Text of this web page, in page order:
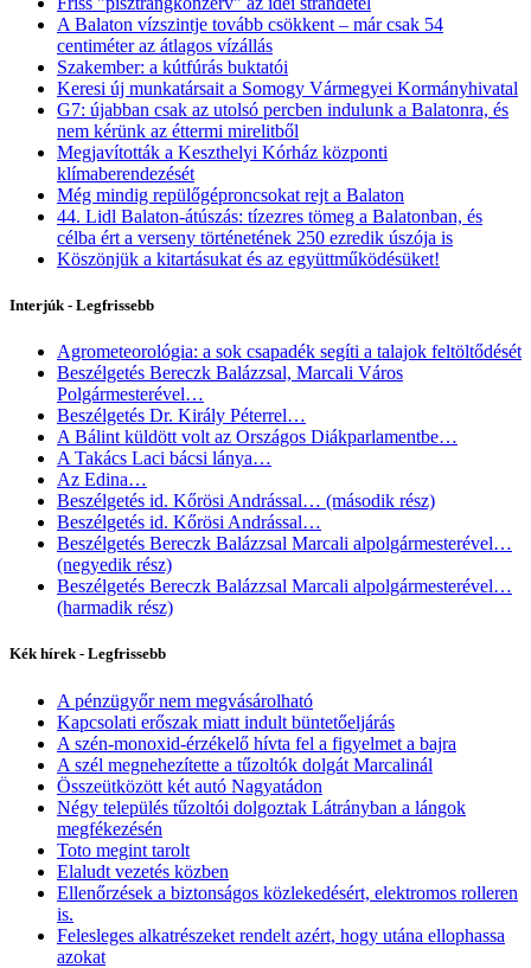
A Balaton vízszintje tovább csökkent – már csak 54
centiméter az átlagos vízállás
Szakember: a kútfúrás buktatói
Keresi új munkatársait a Somogy Vármegyei Kormányhivatal
G7: újabban csak az utolsó percben indulunk a Balatonra, és
nem kérünk az éttermi mirelitből
Megjavították a Keszthelyi Kórház központi
klímaberendezését
Még mindig repülőgéproncsokat rejt a Balaton
44. Lidl Balaton-átúszás: tízezres tömeg a Balatonban, és
célba ért a verseny történetének 250 ezredik úszója is
Köszönjük a kitartásukat és az együttműködésüket!
Interjúk - Legfrissebb
Agrometeorológia: a sok csapadék segíti a talajok feltöltődését
Beszélgetés Bereczk Balázzsal, Marcali Város
Polgármesterével…
Beszélgetés Dr. Király Péterrel…
A Bálint küldött volt az Országos Diákparlamentbe…
A Takács Laci bácsi lánya…
Az Edina…
Beszélgetés id. Kőrösi Andrással… (második rész)
Beszélgetés id. Kőrösi Andrással…
Beszélgetés Bereczk Balázzsal Marcali alpolgármesterével…
(negyedik rész)
Beszélgetés Bereczk Balázzsal Marcali alpolgármesterével…
(harmadik rész)
Kék hírek - Legfrissebb
A pénzügyőr nem megvásárolható
Kapcsolati erőszak miatt indult büntetőeljárás
A szén-monoxid-érzékelő hívta fel a figyelmet a bajra
A szél megnehezítette a tűzoltók dolgát Marcalinál
Összeütközött két autó Nagyatádon
Négy település tűzoltói dolgoztak Látrányban a lángok
megfékezésén
Toto megint tarolt
Elaludt vezetés közben
Ellenőrzések a biztonságos közlekedésért, elektromos rolleren
is.
Felesleges alkatrészeket rendelt azért, hogy utána ellophassa
azokat